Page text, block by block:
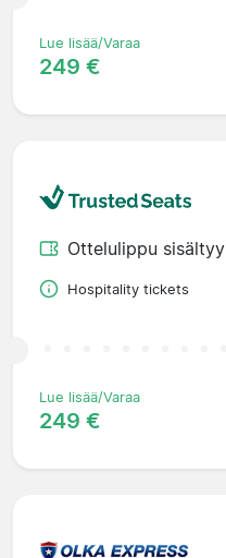
Lue lisää/Varaa
249 €
Ottelulippu sisältyy
Hospitality tickets
Lue lisää/Varaa
249 €